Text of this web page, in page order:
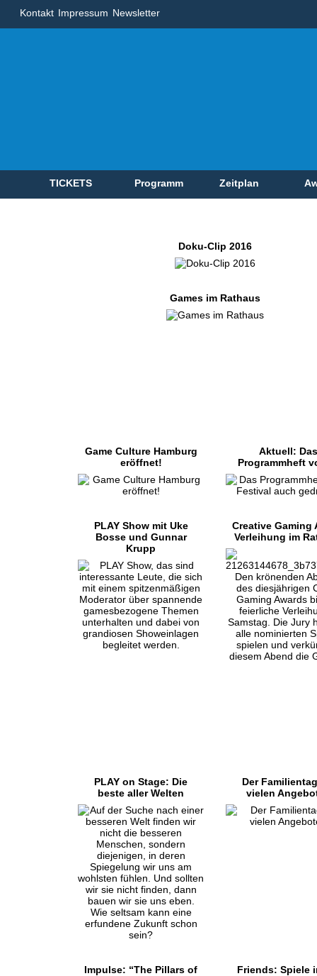
Kontakt Impressum Newsletter
TICKETS Programm Zeitplan
Doku-Clip 2016
Games im Rathaus
Game Culture Hamburg
eröffnet!
Aktuell:
Programmheft
PLAY Show mit Uke
Bosse und Gunnar
Krupp
Creative Gaming
Verleihung im
PLAY on Stage: Die
beste aller Welten
Der
vielen
Impulse: “The Pillars of
Friends: Spiele